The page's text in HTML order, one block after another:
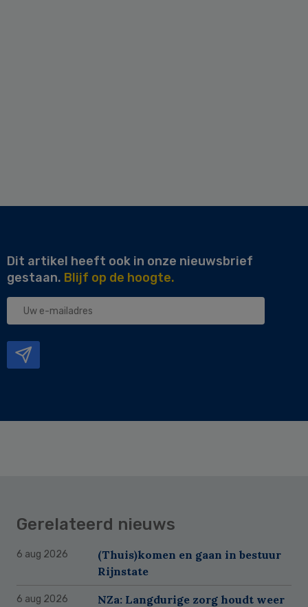
Dit artikel heeft ook in onze nieuwsbrief
gestaan. Blijf op de hoogte.
Uw
Gerelateerd nieuws
6 aug 2026
(Thuis)komen en gaan in bestuur
Rijnstate
6 aug 2026
NZa: Langdurige zorg houdt weer